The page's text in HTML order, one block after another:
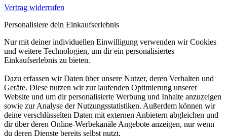
Vertrag widerrufen
Personalisiere dein Einkaufserlebnis
Nur mit deiner individuellen Einwilligung verwenden wir Cookies
und weitere Technologien, um dir ein personalisiertes
Einkaufserlebnis zu bieten.
Dazu erfassen wir Daten über unsere Nutzer, deren Verhalten und
Geräte. Diese nutzen wir zur laufenden Optimierung unserer
Website und um dir personalisierte Werbung und Inhalte anzuzeigen
sowie zur Analyse der Nutzungsstatistiken. Außerdem können wir
deine verschlüsselten Daten mit externen Anbietern abgleichen und
dir über deren Online-Werbekanäle Angebote anzeigen, nur wenn
du deren Dienste bereits selbst nutzt.